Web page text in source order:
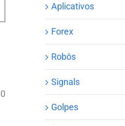
Aplicativos
Forex
Robôs
Signals
Golpes